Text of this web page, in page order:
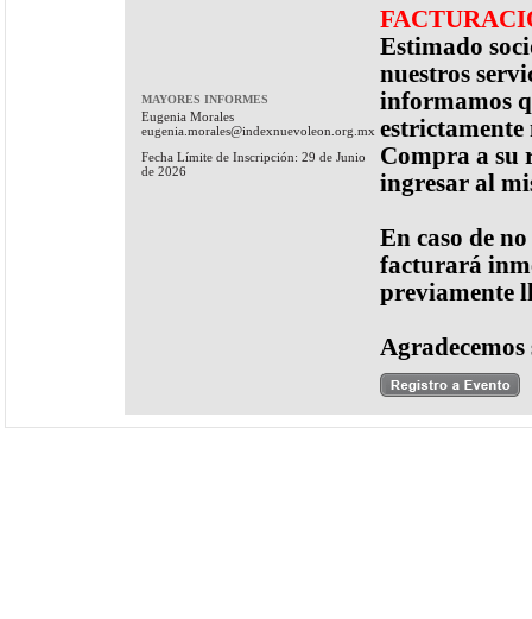
MAYORES INFORMES
Eugenia Morales
eugenia.morales@indexnuevoleon.org.mx
Fecha Límite de Inscripción: 29 de Junio
de 2026
Estimado
nuestros
informamos
estrictamente
Compra a su
ingresar al
En caso de
facturará
previamente